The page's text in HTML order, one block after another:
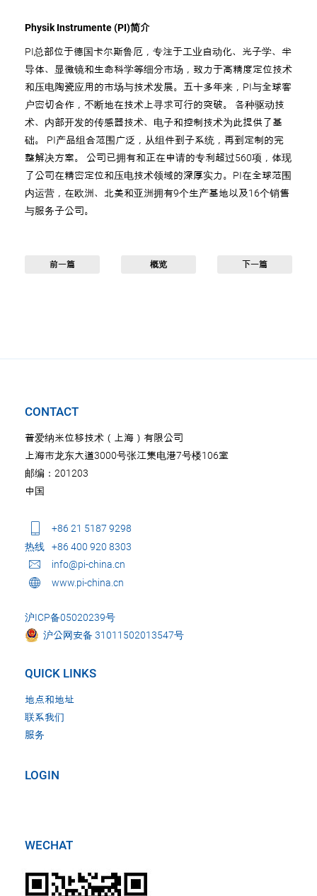
Physik Instrumente (PI)简介
PI总部位于德国卡尔斯鲁厄，专注于工业自动化、光子学、半
导体、显微镜和生命科学等细分市场，致力于高精度定位技术
和压电陶瓷应用的市场与技术发展。五十多年来，PI与全球客
户密切合作，不断地在技术上寻求可行的突破。 各种驱动技
术、内部开发的传感器技术、电子和控制技术为此提供了基
础。 PI产品组合范围广泛，从组件到子系统，再到定制的完
整解决方案。 公司已拥有和正在申请的专利超过560项，体现
了公司在精密定位和压电技术领域的深厚实力。PI在全球范围
内运营，在欧洲、北美和亚洲拥有9个生产基地以及16个销售
与服务子公司。
前一篇 概览 下一篇
CONTACT
普爱纳米位移技术（上海）有限公司
上海市龙东大道3000号张江集电港7号楼106室
邮编：201203
中国
+86 21 5187 9298
热线
+86 400 920 8303
info@pi-china.cn
www.pi-china.cn
沪ICP备05020239号
沪公网安备 31011502013547号
QUICK LINKS
地点和地址
联系我们
服务
LOGIN
WECHAT